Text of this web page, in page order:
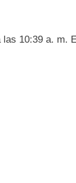
las 10:39 a. m.